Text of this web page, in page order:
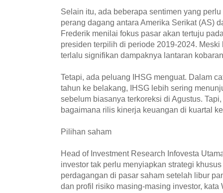
Selain itu, ada beberapa sentimen yang
perang dagang antara Amerika Serikat (AS)
Frederik menilai fokus pasar akan tertuju
presiden terpilih di periode 2019-2024.
terlalu signifikan dampaknya lantaran
Tetapi, ada peluang IHSG menguat. Dalam
tahun ke belakang, IHSG lebih sering
sebelum biasanya terkoreksi di Agustus.
bagaimana rilis kinerja keuangan di kuartal
Pilihan saham
Head of Investment Research Infovesta
investor tak perlu menyiapkan strategi
perdagangan di pasar saham setelah libur
dan profil risiko masing-masing investor, kata